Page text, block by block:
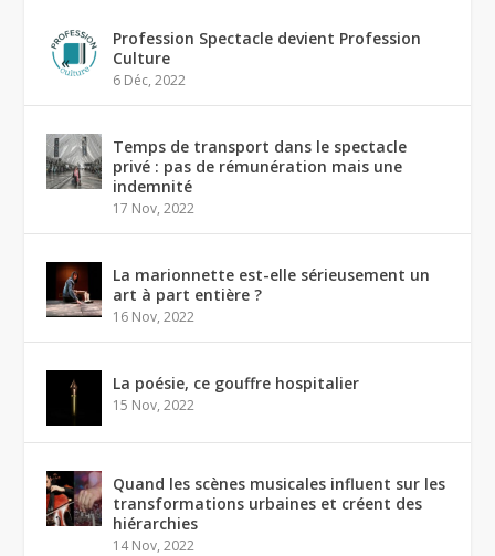
Profession Spectacle devient Profession
Culture
6 Déc, 2022
Temps de transport dans le spectacle
privé : pas de rémunération mais une
indemnité
17 Nov, 2022
La marionnette est-elle sérieusement un
art à part entière ?
16 Nov, 2022
La poésie, ce gouffre hospitalier
15 Nov, 2022
Quand les scènes musicales influent sur les
transformations urbaines et créent des
hiérarchies
14 Nov, 2022